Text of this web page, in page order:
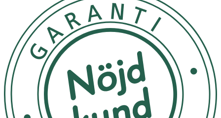
Aqua [Water], Polyglyceryl-4 Laurate/Sebacate,
Polyglyceryl-6 Caprylate/Caprate, Glycerin, Ammonium
Acryloyldimethyltaurate/VP Copolymer, Hydroxyethyl
Acrylate/Sodium Acryloyldimethyl Taurate Copolymer,
Squalane, Avena Sativa Kernel Oil, Canola Oil,
Phenoxyethanol, Niacinamide, Tocopheryl Acetate,
Sodium Benzoate, Polysorbate 60, Potassium Sorbate,
Malic Acid, Sorbitan Isostearate.